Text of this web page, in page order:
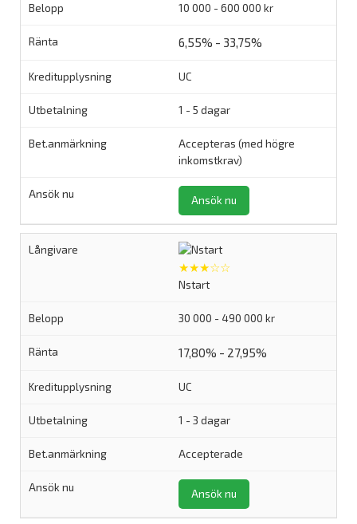
10 000 - 600 000 kr
6,55% - 33,75%
UC
1 - 5 dagar
Accepteras (med högre
inkomstkrav)
Ansök nu
★★★☆☆
Nstart
30 000 - 490 000 kr
17,80% - 27,95%
UC
1 - 3 dagar
Accepterade
Ansök nu